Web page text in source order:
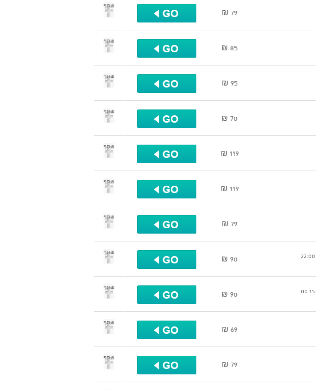
79 ₪
שתף
85 ₪
שתף
95 ₪
שתף
70 ₪
שתף
119 ₪
שתף
119 ₪
שתף
79 ₪
שתף
90 ₪
שתף
90 ₪
שתף
69 ₪
שתף
79 ₪
שתף